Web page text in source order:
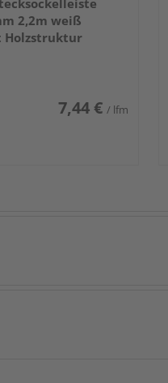
2,2m weiß
Holzstruktur
7,44 € / lfm